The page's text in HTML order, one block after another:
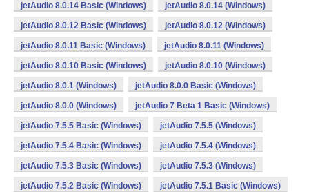
jetAudio 8.0.14 Basic (Windows) jetAudio 8.0.14 (Windows)
jetAudio 8.0.12 Basic (Windows) jetAudio 8.0.12 (Windows)
jetAudio 8.0.11 Basic (Windows) jetAudio 8.0.11 (Windows)
jetAudio 8.0.10 Basic (Windows) jetAudio 8.0.10 (Windows)
jetAudio 8.0.1 (Windows) jetAudio 8.0.0 Basic (Windows)
jetAudio 8.0.0 (Windows) jetAudio 7 Beta 1 Basic (Windows)
jetAudio 7.5.5 Basic (Windows) jetAudio 7.5.5 (Windows)
jetAudio 7.5.4 Basic (Windows) jetAudio 7.5.4 (Windows)
jetAudio 7.5.3 Basic (Windows) jetAudio 7.5.3 (Windows)
jetAudio 7.5.2 Basic (Windows) jetAudio 7.5.1 Basic (Windows)